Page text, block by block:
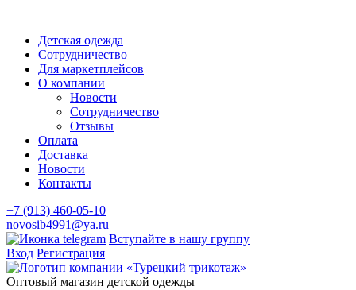
Детская одежда
Сотрудничество
Для маркетплейсов
О компании
Новости
Сотрудничество
Отзывы
Оплата
Доставка
Новости
Контакты
+7 (913) 460-05-10
novosib4991@ya.ru
Вступайте в нашу группу
Вход Регистрация
Оптовый магазин детской одежды